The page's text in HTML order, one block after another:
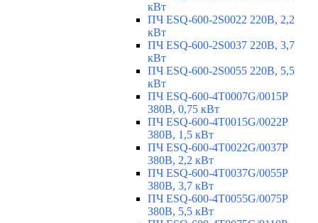
кВт
ПЧ ESQ-600-2S0022 220В, 2,2
кВт
ПЧ ESQ-600-2S0037 220В, 3,7
кВт
ПЧ ESQ-600-2S0055 220В, 5,5
кВт
ПЧ ESQ-600-4T0007G/0015P
380В, 0,75 кВт
ПЧ ESQ-600-4T0015G/0022P
380В, 1,5 кВт
ПЧ ESQ-600-4T0022G/0037P
380В, 2,2 кВт
ПЧ ESQ-600-4T0037G/0055P
380В, 3,7 кВт
ПЧ ESQ-600-4T0055G/0075P
380В, 5,5 кВт